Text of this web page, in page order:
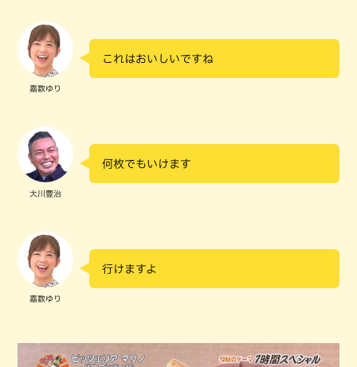
嘉数ゆり
これはおいしいですね
大川豊治
何枚でもいけます
嘉数ゆり
行けますよ